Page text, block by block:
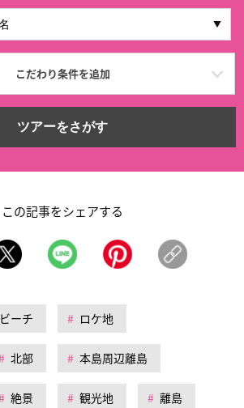
こだわり条件を追加
ツアーをさがす
この記事をシェアする
ビーチ ロケ地
北部 本島周辺離島
絶景 観光地 離島